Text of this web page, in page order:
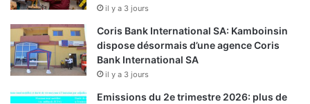
il y a 3 jours
Coris Bank International SA: Kamboinsin
dispose désormais d’une agence Coris
Bank International SA
il y a 3 jours
Emissions du 2e trimestre 2026: plus de